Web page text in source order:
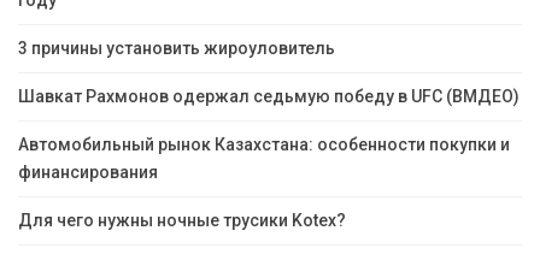
3 причины установить жироуловитель
Шавкат Рахмонов одержал седьмую победу в UFC (ВМДЕО)
Автомобильный рынок Казахстана: особенности покупки и
финансирования
Для чего нужны ночные трусики Kotex?